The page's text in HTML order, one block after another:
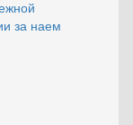
за наем